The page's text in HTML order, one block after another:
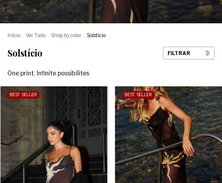
Início Ver Tudo Shop by color Solstício
Solstício FILTRAR
One print. Infinite possibilites
BEST SELLER BEST SELLER